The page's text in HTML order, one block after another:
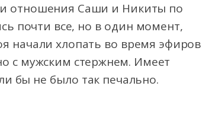
отношения Саши и Никиты по
почти все, но в один момент,
начали хлопать во время эфиров
с мужским стержнем. Имеет
бы не было так печально.